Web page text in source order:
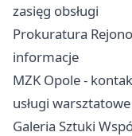
zasięg obsługi
Prokuratura
informacje
MZK Opole -
usługi warsztatowe
Galeria Sztuki